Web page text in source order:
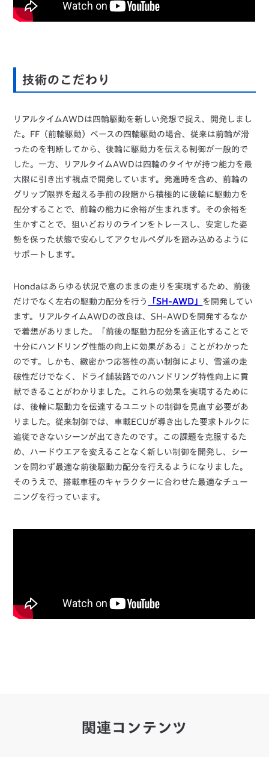
技術のこだわり
リアルタイムAWDは四輪駆動を新しい発想で捉え、開発しまし
た。FF（前輪駆動）ベースの四輪駆動の場合、従来は前輪が滑
ったのを判断してから、後輪に駆動力を伝える制御が一般的で
した。一方、リアルタイムAWDは四輪のタイヤが持つ能力を最
大限に引き出す視点で開発しています。発進時を含め、前輪の
グリップ限界を超える手前の段階から積極的に後輪に駆動力を
配分することで、前輪の能力に余裕が生まれます。その余裕を
生かすことで、狙いどおりのラインをトレースし、安定した姿
勢を保った状態で安心してアクセルペダルを踏み込めるように
サポートします。
Hondaはあらゆる状況で意のままの走りを実現するため、前後
だけでなく左右の駆動力配分を行う
「SH-AWD」
を開発してい
ます。リアルタイムAWDの改良は、SH-AWDを開発するなか
で着想がありました。「前後の駆動力配分を適正化することで
十分にハンドリング性能の向上に効果がある」ことがわかった
のです。しかも、緻密かつ応答性の高い制御により、雪道の走
破性だけでなく、ドライ舗装路でのハンドリング特性向上に貢
献できることがわかりました。これらの効果を実現するために
は、後輪に駆動力を伝達するユニットの制御を見直す必要があ
りました。従来制御では、車載ECUが導き出した要求トルクに
追従できないシーンが出てきたのです。この課題を克服するた
め、ハードウエアを変えることなく新しい制御を開発し、シー
ンを問わず最適な前後駆動力配分を行えるようになりました。
そのうえで、搭載車種のキャラクターに合わせた最適なチュー
ニングを行っています。
関連コンテンツ